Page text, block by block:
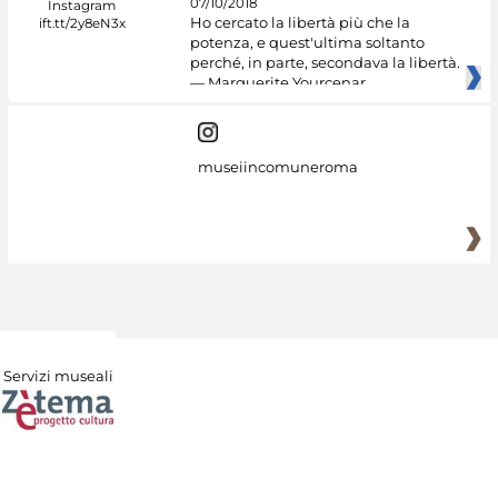
07/10/2018
Ho cercato la libertà più che la
potenza, e quest'ultima soltanto
perché, in parte, secondava la libertà.
— Marguerite Yourcenar
museiincomuneroma
Servizi museali